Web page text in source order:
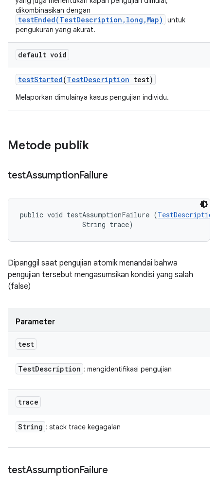
dikombinasikan dengan
testEnded(TestDescription,long,Map)
untuk
pengukuran yang akurat.
default void
testStarted(TestDescription test)
Melaporkan dimulainya kasus pengujian individu.
Metode publik
testAssumptionFailure
public void testAssumptionFailure (TestDescription
                String trace)
Dipanggil saat pengujian atomik menandai bahwa
pengujian tersebut mengasumsikan kondisi yang salah
(false)
Parameter
test
TestDescription : mengidentifikasi pengujian
trace
String : stack trace kegagalan
testAssumptionFailure